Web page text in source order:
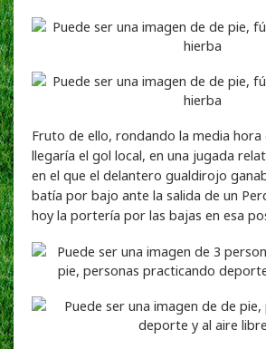
Fruto de ello, rondando la media hora
llegaría el gol local, en una jugada
en el que el delantero gualdirojo
batía por bajo ante la salida de un
hoy la portería por las bajas en esa